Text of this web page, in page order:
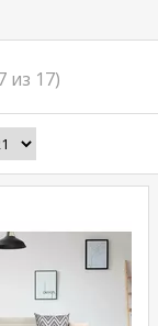
из 17)